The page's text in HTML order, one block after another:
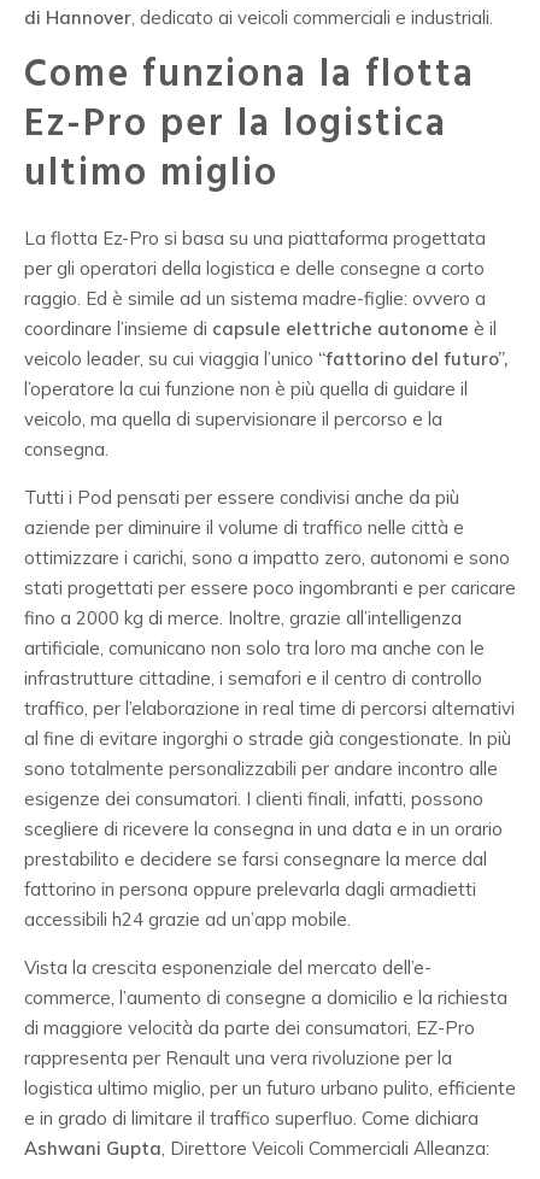
di Hannover, dedicato ai veicoli commerciali e industriali.
Come funziona la flotta
Ez-Pro per la logistica
ultimo miglio
La flotta Ez-Pro si basa su una piattaforma progettata
per gli operatori della logistica e delle consegne a corto
raggio. Ed è simile ad un sistema madre-figlie: ovvero a
coordinare l’insieme di capsule elettriche autonome è il
veicolo leader, su cui viaggia l’unico “fattorino del futuro”,
l’operatore la cui funzione non è più quella di guidare il
veicolo, ma quella di supervisionare il percorso e la
consegna.
Tutti i Pod pensati per essere condivisi anche da più
aziende per diminuire il volume di traffico nelle città e
ottimizzare i carichi, sono a impatto zero, autonomi e sono
stati progettati per essere poco ingombranti e per caricare
fino a 2000 kg di merce. Inoltre, grazie all’intelligenza
artificiale, comunicano non solo tra loro ma anche con le
infrastrutture cittadine, i semafori e il centro di controllo
traffico, per l’elaborazione in real time di percorsi alternativi
al fine di evitare ingorghi o strade già congestionate. In più
sono totalmente personalizzabili per andare incontro alle
esigenze dei consumatori. I clienti finali, infatti, possono
scegliere di ricevere la consegna in una data e in un orario
prestabilito e decidere se farsi consegnare la merce dal
fattorino in persona oppure prelevarla dagli armadietti
accessibili h24 grazie ad un’app mobile.
Vista la crescita esponenziale del mercato dell’e-
commerce, l’aumento di consegne a domicilio e la richiesta
di maggiore velocità da parte dei consumatori, EZ-Pro
rappresenta per Renault una vera rivoluzione per la
logistica ultimo miglio, per un futuro urbano pulito, efficiente
e in grado di limitare il traffico superfluo. Come dichiara
Ashwani Gupta, Direttore Veicoli Commerciali Alleanza: